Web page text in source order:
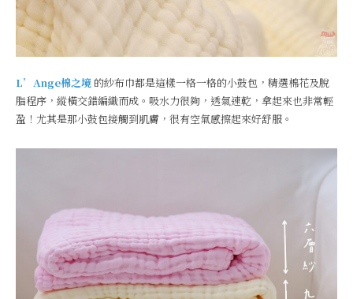
L’Ange棉之境 的紗布巾都是這樣一格一格的小鼓包，精選棉花及脫
脂程序，縱橫交錯編織而成。吸水力很夠，透氣速乾，拿起來也非常輕
盈！尤其是那小鼓包接觸到肌膚，很有空氣感擦起來好舒服。